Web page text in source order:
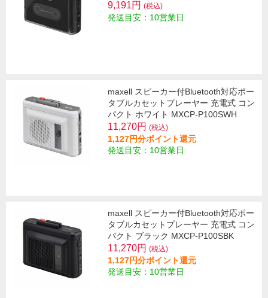
9,191円 (税込)
発送目安：10営業日
maxell スピーカー付Bluetooth対応ポー
タブルカセットプレーヤー 充電式 コン
パクト ホワイト MXCP-P100SWH
11,270円 (税込)
1,127円分ポイント還元
発送目安：10営業日
maxell スピーカー付Bluetooth対応ポー
タブルカセットプレーヤー 充電式 コン
パクト ブラック MXCP-P100SBK
11,270円 (税込)
1,127円分ポイント還元
発送目安：10営業日